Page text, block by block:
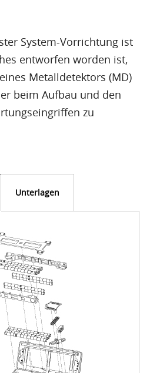
System-Vorrichtung ist
entworfen worden ist,
Metalldetektors (MD)
beim Aufbau und den
zu
Unterlagen